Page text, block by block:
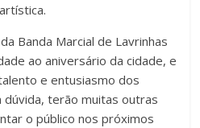
Banda Marcial de Lavrinhas
ao aniversário da cidade, e
e entusiasmo dos
dúvida, terão muitas outras
o público nos próximos